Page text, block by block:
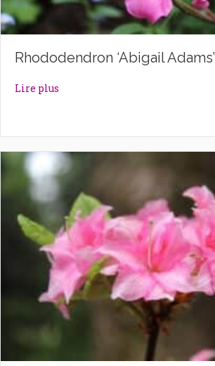
Rhododendron ‘Abigail Adams’
Lire plus